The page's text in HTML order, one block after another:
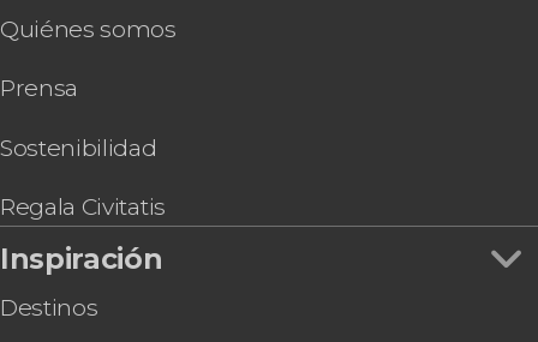
Tour por los pubs de Belfast
Quiénes somos
Prensa
Sostenibilidad
Regala Civitatis
Inspiración
Destinos